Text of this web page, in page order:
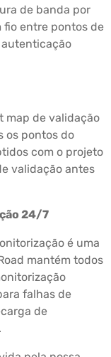
de banda por
fio entre pontos de
autenticação
map de validação
os pontos do
com o projeto
validação antes
24/7
é uma
mantém todos
falhas de
de